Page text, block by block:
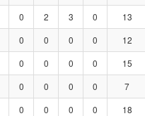
0 2 3 0 13
0 0 0 0 12
0 0 0 0 15
0 0 0 0 7
0 0 0 0 18